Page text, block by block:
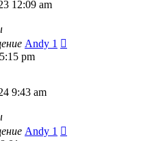
12:09 am
Andy 1
pm
9:43 am
Andy 1